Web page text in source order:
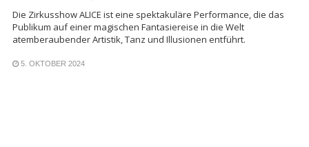
Die Zirkusshow ALICE ist eine spektakuläre Performance, die das
Publikum auf einer magischen Fantasiereise in die Welt
atemberaubender Artistik, Tanz und Illusionen entführt.
5. OKTOBER 2024